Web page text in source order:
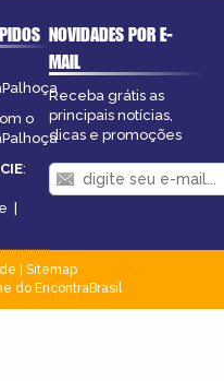
o
:
|
NOVIDADES POR E-
MAIL
Receba grátis as
principais notícias,
dicas e promoções
Sitemap
do EncontraBrasil